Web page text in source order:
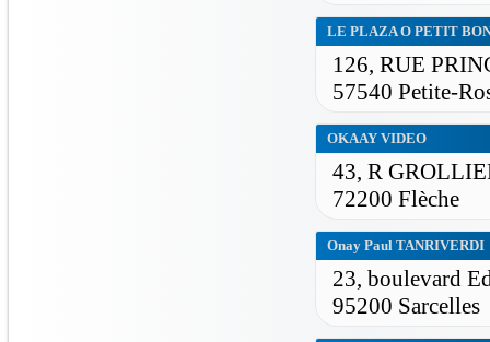
LE PLAZA O PETIT
126, RUE
57540 Petite-
OKAAY VIDEO
43, R
72200 Flèche
Onay Paul TANRIVERDI
23, boulevard
95200 Sarcelles